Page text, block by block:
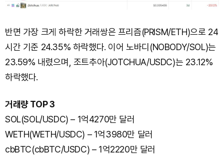
반면 가장 크게 하락한 거래쌍은 프리즘(PRISM/ETH)으로 24
시간 기준 24.35% 하락했다. 이어 노바디(NOBODY/SOL)는
23.59% 내렸으며, 조트추아(JOTCHUA/USDC)는 23.12%
하락했다.
거래량 TOP 3
SOL(SOL/USDC) – 1억4270만 달러
WETH(WETH/USDC) – 1억3980만 달러
cbBTC(cbBTC/USDC) – 1억2220만 달러